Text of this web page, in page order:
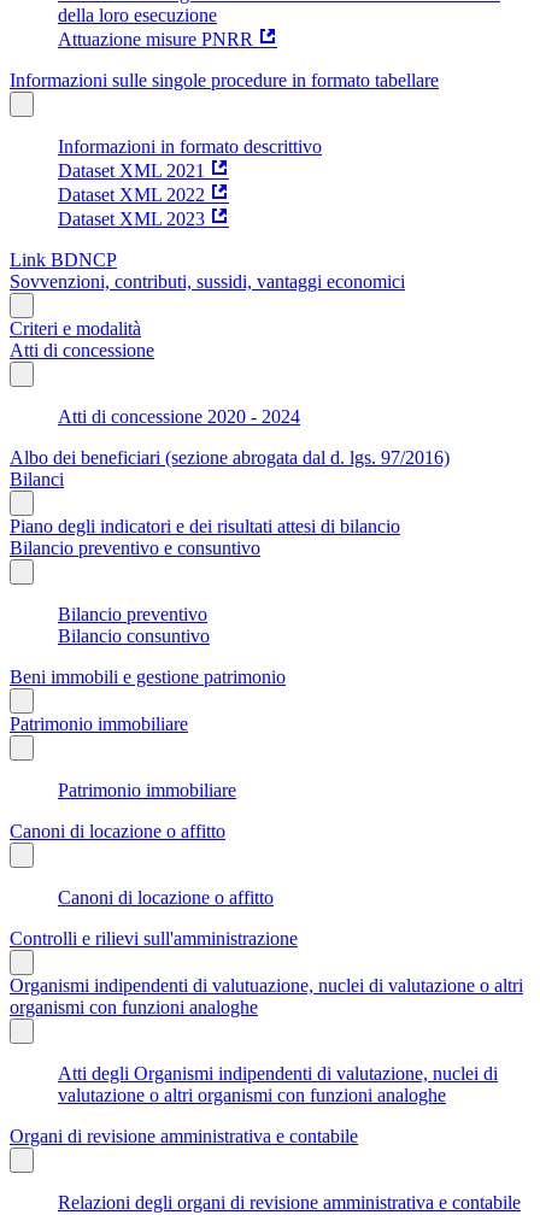
della loro esecuzione
Attuazione misure PNRR
Informazioni sulle singole procedure in formato tabellare
Informazioni in formato descrittivo
Dataset XML 2021
Dataset XML 2022
Dataset XML 2023
Link BDNCP
Sovvenzioni, contributi, sussidi, vantaggi economici
Criteri e modalità
Atti di concessione
Atti di concessione 2020 - 2024
Albo dei beneficiari (sezione abrogata dal d. lgs. 97/2016)
Bilanci
Piano degli indicatori e dei risultati attesi di bilancio
Bilancio preventivo e consuntivo
Bilancio preventivo
Bilancio consuntivo
Beni immobili e gestione patrimonio
Patrimonio immobiliare
Patrimonio immobiliare
Canoni di locazione o affitto
Canoni di locazione o affitto
Controlli e rilievi sull'amministrazione
Organismi indipendenti di valutuazione, nuclei di valutazione o altri
organismi con funzioni analoghe
Atti degli Organismi indipendenti di valutazione, nuclei di
valutazione o altri organismi con funzioni analoghe
Organi di revisione amministrativa e contabile
Relazioni degli organi di revisione amministrativa e contabile